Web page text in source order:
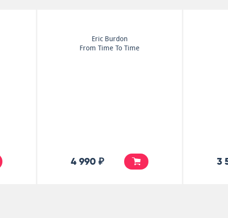
Rolling Stones
Big Hits (High Tide And
7 500 ₽